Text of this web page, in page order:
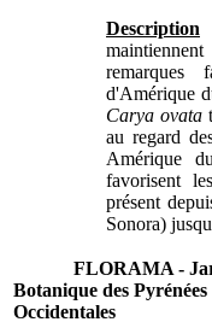
Description
d'Amérique
Carya ovata
au regard
Amérique
favorisent
présent
Sonora)
FLORAMA -
Botanique des Pyrénées
Occidentales